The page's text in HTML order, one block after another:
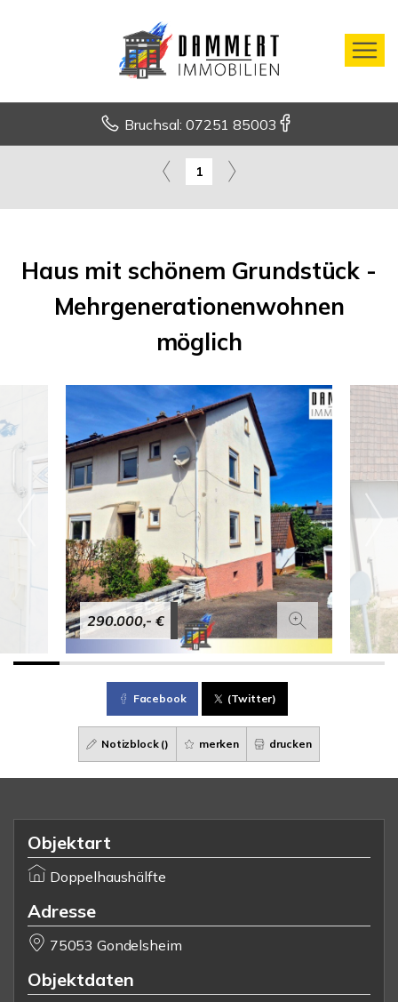
Bruchsal: 07251 85003
1
Haus mit schönem Grundstück -
Mehrgenerationenwohnen
möglich
290.000,- €
Facebook (Twitter)
Notizblock () merken drucken
Objektart
Doppelhaushälfte
Adresse
75053 Gondelsheim
Objektdaten